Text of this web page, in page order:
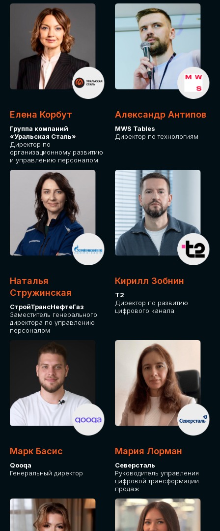
Елена Корбут
Группа компаний
«Уральская Сталь»
Директор по
организационному развитию
и управлению персоналом
Александр Антипов
MWS Tables
Директор по технологиям
Наталья
Стружинская
СтройТрансНефтеГаз
Заместитель генерального
директора по управлению
персоналом
Кирилл Зобнин
Т2
Директор по развитию
цифрового канала
Марк Басис
Qooqa
Генеральный директор
Мария Лорман
Северсталь
Руководитель управления
цифровой трансформации
продаж
Приглашаем стать спикером GLOBAL
TECH FORUM и поделиться своим
опытом и экспертизой. Будем рады
сотрудничеству!
СТАТЬ
СПИКЕРОМ
IT Solutions for Business
СРЕДИ ПАРТНЕРОВ
МЕРОПРИЯТИЯ